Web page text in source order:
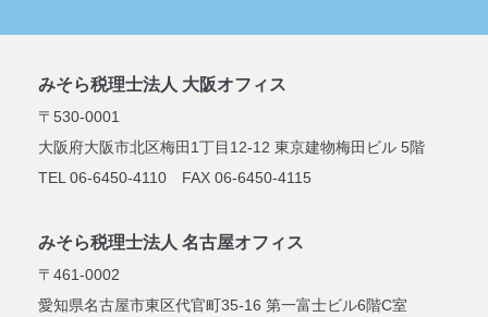
みそら税理士法人 大阪オフィス
〒530-0001
大阪府大阪市北区梅田1丁目12-12 東京建物梅田ビル 5階
TEL 06-6450-4110 FAX 06-6450-4115
みそら税理士法人 名古屋オフィス
〒461-0002
愛知県名古屋市東区代官町35-16 第一富士ビル6階C室